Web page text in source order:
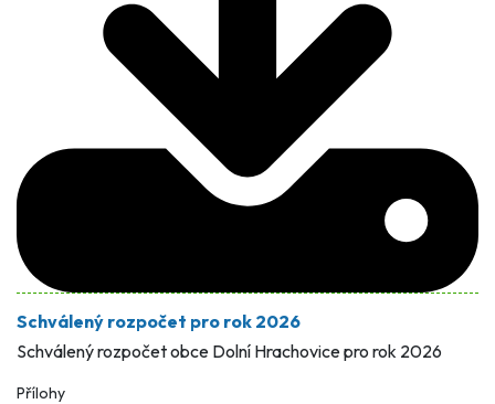
Schválený rozpočet pro rok 2026
Schválený rozpočet obce Dolní Hrachovice pro rok 2026
Přílohy